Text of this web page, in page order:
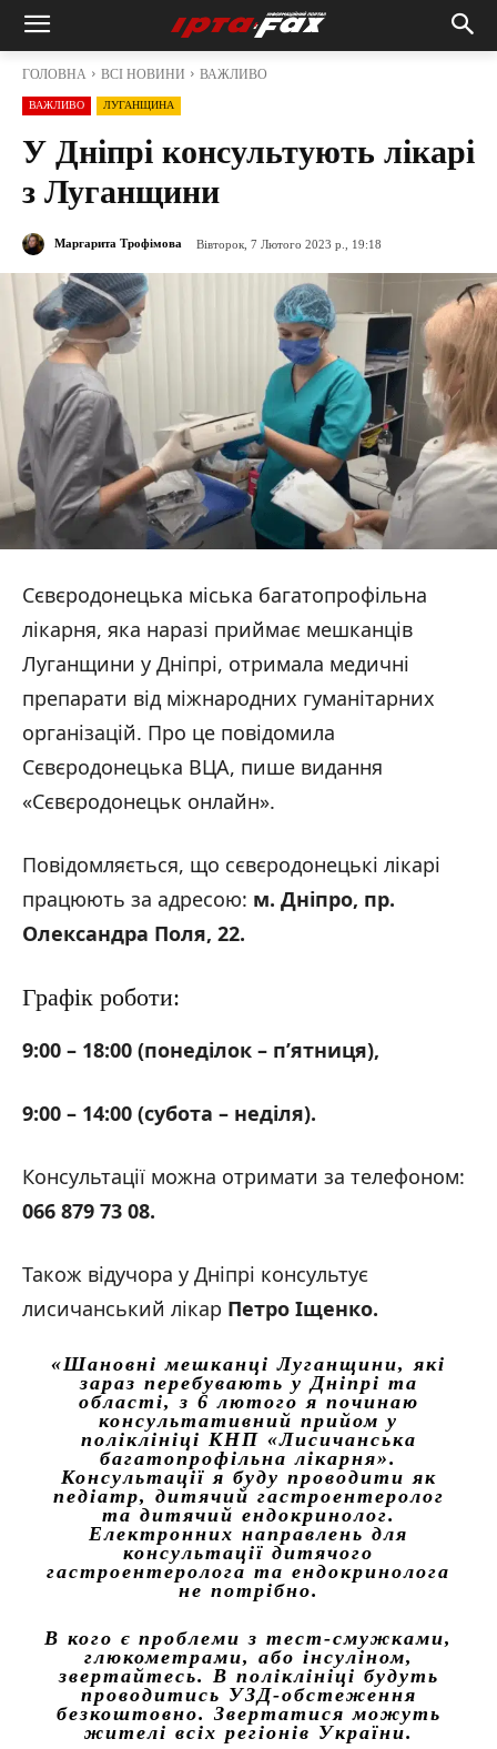
ГОЛОВНА ВСІ НОВИНИ ВАЖЛИВО
ВАЖЛИВО ЛУГАНЩИНА
У Дніпрі консультують лікарі
з Луганщини
Маргарита Трофімова Вівторок, 7 Лютого 2023 р., 19:18
Сєвєродонецька міська багатопрофільна
лікарня, яка наразі приймає мешканців
Луганщини у Дніпрі, отримала медичні
препарати від міжнародних гуманітарних
організацій. Про це повідомила
Сєвєродонецька ВЦА, пише видання
«Сєвєродонецьк онлайн».
Повідомляється, що сєвєродонецькі лікарі
працюють за адресою: м. Дніпро, пр.
Олександра Поля, 22.
Графік роботи:
9:00 – 18:00 (понеділок – п’ятниця),
9:00 – 14:00 (субота – неділя).
Консультації можна отримати за телефоном:
066 879 73 08.
Також відучора у Дніпрі консультує
лисичанський лікар Петро Іщенко.
«Шановні мешканці Луганщини, які
зараз перебувають у Дніпрі та
області, з 6 лютого я починаю
консультативний прийом у
поліклініці КНП «Лисичанська
багатопрофільна лікарня».
Консультації я буду проводити як
педіатр, дитячий гастроентеролог
та дитячий ендокринолог.
Електронних направлень для
консультації дитячого
гастроентеролога та ендокринолога
не потрібно.
В кого є проблеми з тест-смужками,
глюкометрами, або інсуліном,
звертайтесь. В поліклініці будуть
проводитись УЗД-обстеження
безкоштовно. Звертатися можуть
жителі всіх регіонів України.